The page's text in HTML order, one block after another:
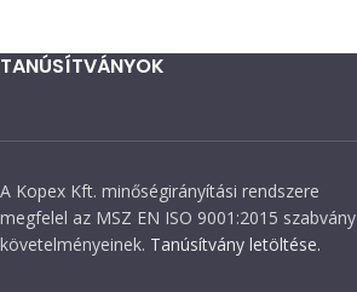
TANÚSÍTVÁNYOK
A Kopex Kft. minőségirányítási rendszere
megfelel az MSZ EN ISO 9001:2015 szabvány
követelményeinek. Tanúsítvány letöltése.